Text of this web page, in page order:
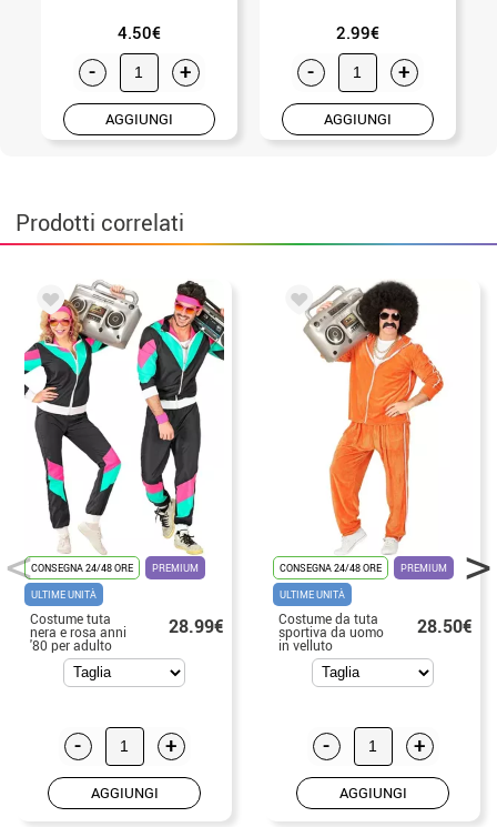
4.50€
- +
AGGIUNGI
2.99€
- +
AGGIUNGI
Prodotti correlati
CONSEGNA 24/48 ORE
PREMIUM
ULTIME UNITÀ
Costume tuta
nera e rosa anni
'80 per adulto
28.99€
- +
AGGIUNGI
CONSEGNA 24/48 ORE
PREMIUM
ULTIME UNITÀ
Costume da tuta
sportiva da uomo
in velluto
arancione anni
28.50€
- +
AGGIUNGI